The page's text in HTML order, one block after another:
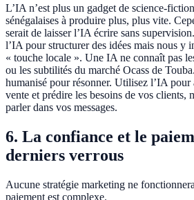
L’IA n’est plus un gadget de science-
sénégalaises à produire plus, plus vite.
serait de laisser l’IA écrire sans supervision.
l’IA pour structurer des idées mais nous y
« touche locale ». Une IA ne connaît pas
ou les subtilités du marché Ocass de
humanisé pour résonner. Utilisez l’IA pour
vente et prédire les besoins de vos clients,
parler dans vos messages.
6. La confiance et le
derniers verrous
Aucune stratégie marketing ne
paiement est complexe.